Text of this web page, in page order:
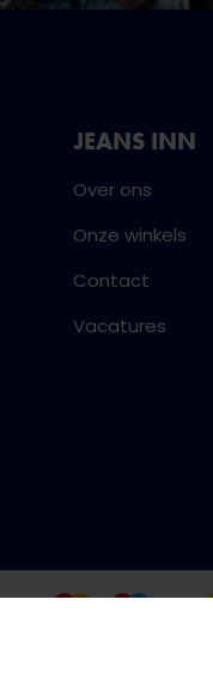
JEANS INN
Over ons
Onze winkels
Contact
Vacatures